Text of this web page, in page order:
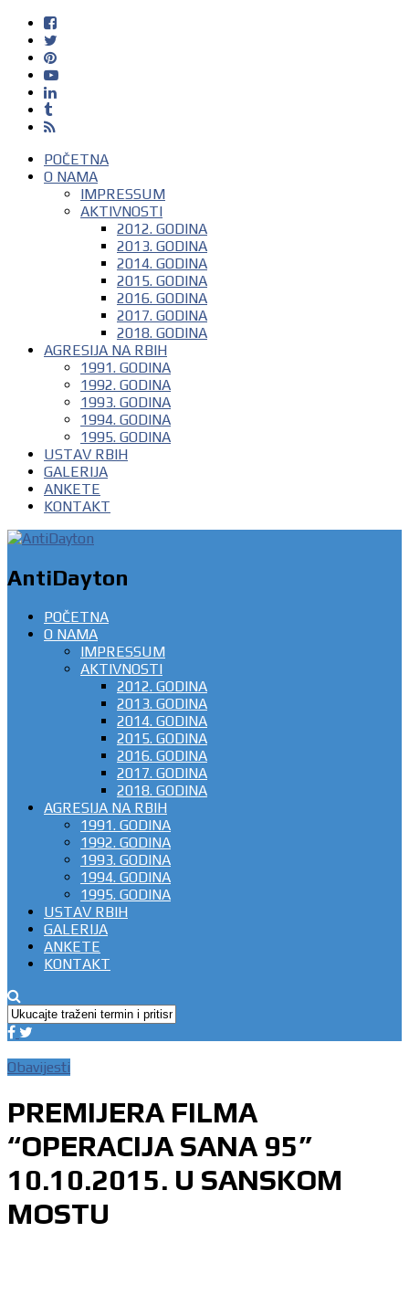
POČETNA
O NAMA
IMPRESSUM
AKTIVNOSTI
2012. GODINA
2013. GODINA
2014. GODINA
2015. GODINA
2016. GODINA
2017. GODINA
2018. GODINA
AGRESIJA NA RBIH
1991. GODINA
1992. GODINA
1993. GODINA
1994. GODINA
1995. GODINA
USTAV RBIH
GALERIJA
ANKETE
KONTAKT
AntiDayton
POČETNA
O NAMA
IMPRESSUM
AKTIVNOSTI
2012. GODINA
2013. GODINA
2014. GODINA
2015. GODINA
2016. GODINA
2017. GODINA
2018. GODINA
AGRESIJA NA RBIH
1991. GODINA
1992. GODINA
1993. GODINA
1994. GODINA
1995. GODINA
USTAV RBIH
GALERIJA
ANKETE
KONTAKT
Obavijesti
PREMIJERA FILMA
“OPERACIJA SANA 95”
10.10.2015. U SANSKOM
MOSTU